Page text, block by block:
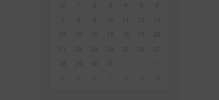
1 2 3 4 5
6
7
8 9 10 11 12
13
14
15 16 17 18 19
20
21
22 23 24 25 26
27
28
29 30 31